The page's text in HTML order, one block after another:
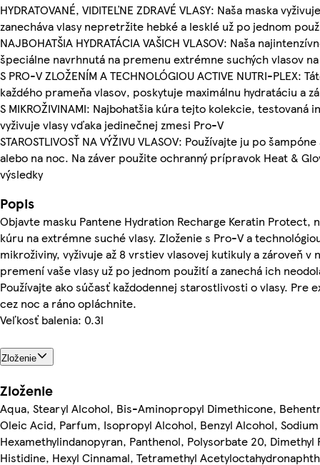
HYDRATOVANÉ, VIDITEĽNE ZDRAVÉ VLASY: Naša maska
zanecháva vlasy nepretržite hebké a lesklé už po jednom
NAJBOHATŠIA HYDRATÁCIA VAŠICH VLASOV: Naša
špeciálne navrhnutá na premenu extrémne suchých vlasov
S PRO-V ZLOŽENÍM A TECHNOLÓGIOU ACTIVE NUTRI-PLEX:
každého prameňa vlasov, poskytuje maximálnu hydratáciu a
S MIKROŽIVINAMI: Najbohatšia kúra tejto kolekcie,
vyživuje vlasy vďaka jedinečnej zmesi Pro-V
STAROSTLIVOSŤ NA VÝŽIVU VLASOV: Používajte ju po
alebo na noc. Na záver použite ochranný prípravok Heat &
výsledky
Popis
Objavte masku Pantene Hydration Recharge Keratin Protect,
kúru na extrémne suché vlasy. Zloženie s Pro-V a
mikroživiny, vyživuje až 8 vrstiev vlasovej kutikuly a zároveň v
premení vaše vlasy už po jednom použití a zanechá ich
Používajte ako súčasť každodennej starostlivosti o vlasy. Pre
cez noc a ráno opláchnite.
Veľkosť balenia: 0.3l
Zloženie
Zloženie
Aqua, Stearyl Alcohol, Bis-Aminopropyl Dimethicone,
Oleic Acid, Parfum, Isopropyl Alcohol, Benzyl Alcohol, Sodium
Hexamethylindanopyran, Panthenol, Polysorbate 20,
Histidine, Hexyl Cinnamal, Tetramethyl